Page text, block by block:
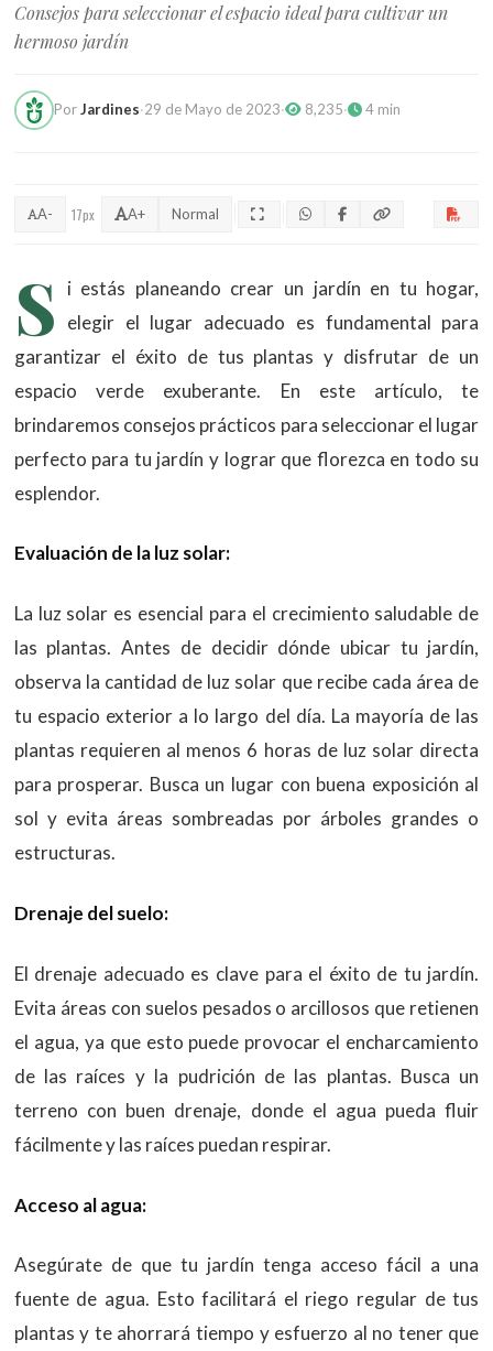
Consejos para seleccionar el espacio ideal para cultivar un
hermoso jardín
PorJardines·29 de Mayo de 2023· 8,235· 4 min
A- 17px A+ Normal
S
i estás planeando crear un jardín en tu hogar,
elegir el lugar adecuado es fundamental para
garantizar el éxito de tus plantas y disfrutar de un
espacio verde exuberante. En este artículo, te
brindaremos consejos prácticos para seleccionar el lugar
perfecto para tu jardín y lograr que florezca en todo su
esplendor.
Evaluación de la luz solar:
La luz solar es esencial para el crecimiento saludable de
las plantas. Antes de decidir dónde ubicar tu jardín,
observa la cantidad de luz solar que recibe cada área de
tu espacio exterior a lo largo del día. La mayoría de las
plantas requieren al menos 6 horas de luz solar directa
para prosperar. Busca un lugar con buena exposición al
sol y evita áreas sombreadas por árboles grandes o
estructuras.
Drenaje del suelo:
El drenaje adecuado es clave para el éxito de tu jardín.
Evita áreas con suelos pesados o arcillosos que retienen
el agua, ya que esto puede provocar el encharcamiento
de las raíces y la pudrición de las plantas. Busca un
terreno con buen drenaje, donde el agua pueda fluir
fácilmente y las raíces puedan respirar.
Acceso al agua:
Asegúrate de que tu jardín tenga acceso fácil a una
fuente de agua. Esto facilitará el riego regular de tus
plantas y te ahorrará tiempo y esfuerzo al no tener que